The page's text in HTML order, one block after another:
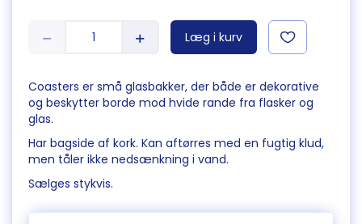
Læg i kurv
Coasters er små glasbakker, der både er dekorative
og beskytter borde mod hvide rande fra flasker og
glas.
Har bagside af kork. Kan aftørres med en fugtig klud,
men tåler ikke nedsænkning i vand.
Sælges stykvis.